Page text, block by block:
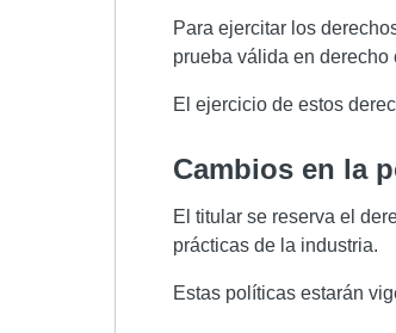
Para ejercitar los
prueba válida en
El ejercicio de estos
cambios en la
El titular se reserva el
prácticas de la industria.
Estas políticas estarán